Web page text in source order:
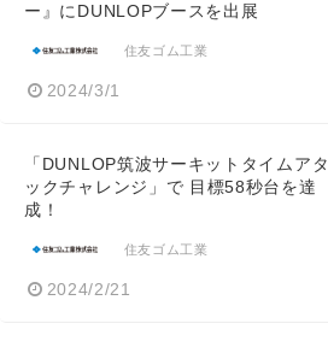
ー』にDUNLOPブースを出展
住友ゴム工業
2024/3/1
「DUNLOP筑波サーキットタイムアタ
ックチャレンジ」で 目標58秒台を達
成！
住友ゴム工業
2024/2/21